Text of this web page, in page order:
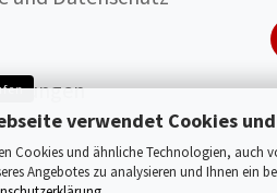
verwendet Cookies
Cookies und ähnliche Technologien, auch
Angebotes zu analysieren und Ihnen ein